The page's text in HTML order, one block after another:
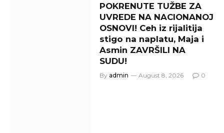
POKRENUTE TUŽBE ZA
UVREDE NA NACIONANOJ
OSNOVI! Ceh iz rijalitija
stigo na naplatu, Maja i
Asmin ZAVRŠILI NA
SUDU!
By admin August 8, 2026 0